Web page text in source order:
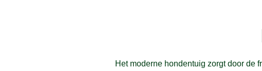
Het moderne hondentuig zorgt door de